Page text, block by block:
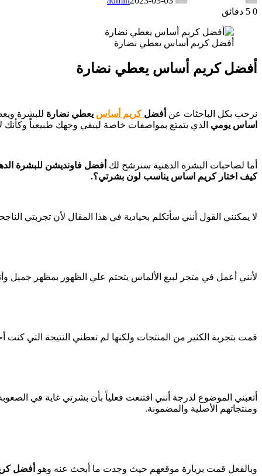
0
أفضل كريم أساس يعطي نضارة
أفضل كريم أساس يعطي نضارة
نرحب بكل الباحثات عن أفضل كريم أساس يعطي نضارة للبشرة
اساس يومي الذي يتمتع بمواصفات خاصة ليبقي وجهك طبيعياً وكأنك
أما لصاحبات البشرة الدهنية سنرشح لك أفضل فاونديشن للبشرة
كيف اختار كريم اساس يناسب لون بشرتي؟.
لا يمكنني القول أنني سأتكلم بحيادية في هذا المقال لأن تجربتي
لأنني أعمل في متجر لبيع الألماس يتحتم علي الظهور بمظهر جميل
قمت بتجربة الكثير من المنتجات ولكنها لم تعطني النتيجة التي
أتعبني الموضوع لدرجة أنني اقتنعت فعلياً بأن بشرتي غاية في
ومنتجاتهم الأصلية والمضمونة.
وبالفعل قمت بزيارة موقعهم حيث وجدت ما أبحث عنه وهو أفضل